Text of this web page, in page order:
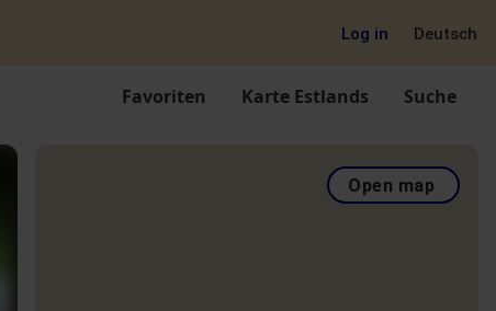
Log in Deutsch
Favoriten Karte Estlands Suche
Open map